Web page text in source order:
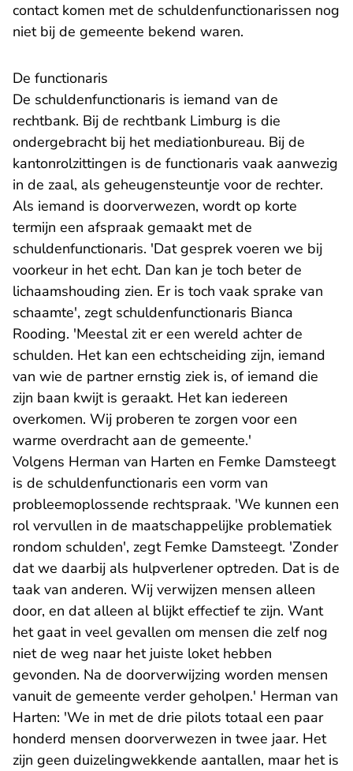
contact komen met de schuldenfunctionarissen nog
niet bij de gemeente bekend waren.
De functionaris
De schuldenfunctionaris is iemand van de
rechtbank. Bij de rechtbank Limburg is die
ondergebracht bij het mediationbureau. Bij de
kantonrolzittingen is de functionaris vaak aanwezig
in de zaal, als geheugensteuntje voor de rechter.
Als iemand is doorverwezen, wordt op korte
termijn een afspraak gemaakt met de
schuldenfunctionaris. 'Dat gesprek voeren we bij
voorkeur in het echt. Dan kan je toch beter de
lichaamshouding zien. Er is toch vaak sprake van
schaamte', zegt schuldenfunctionaris Bianca
Rooding. 'Meestal zit er een wereld achter de
schulden. Het kan een echtscheiding zijn, iemand
van wie de partner ernstig ziek is, of iemand die
zijn baan kwijt is geraakt. Het kan iedereen
overkomen. Wij proberen te zorgen voor een
warme overdracht aan de gemeente.'
Volgens Herman van Harten en Femke Damsteegt
is de schuldenfunctionaris een vorm van
probleemoplossende rechtspraak. 'We kunnen een
rol vervullen in de maatschappelijke problematiek
rondom schulden', zegt Femke Damsteegt. 'Zonder
dat we daarbij als hulpverlener optreden. Dat is de
taak van anderen. Wij verwijzen mensen alleen
door, en dat alleen al blijkt effectief te zijn. Want
het gaat in veel gevallen om mensen die zelf nog
niet de weg naar het juiste loket hebben
gevonden. Na de doorverwijzing worden mensen
vanuit de gemeente verder geholpen.' Herman van
Harten: 'We in met de drie pilots totaal een paar
honderd mensen doorverwezen in twee jaar. Het
zijn geen duizelingwekkende aantallen, maar het is